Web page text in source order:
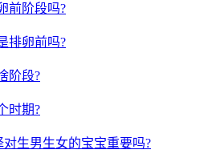
前阶段吗?
排卵前吗?
阶段?
时期?
生男生女的宝宝重要吗?